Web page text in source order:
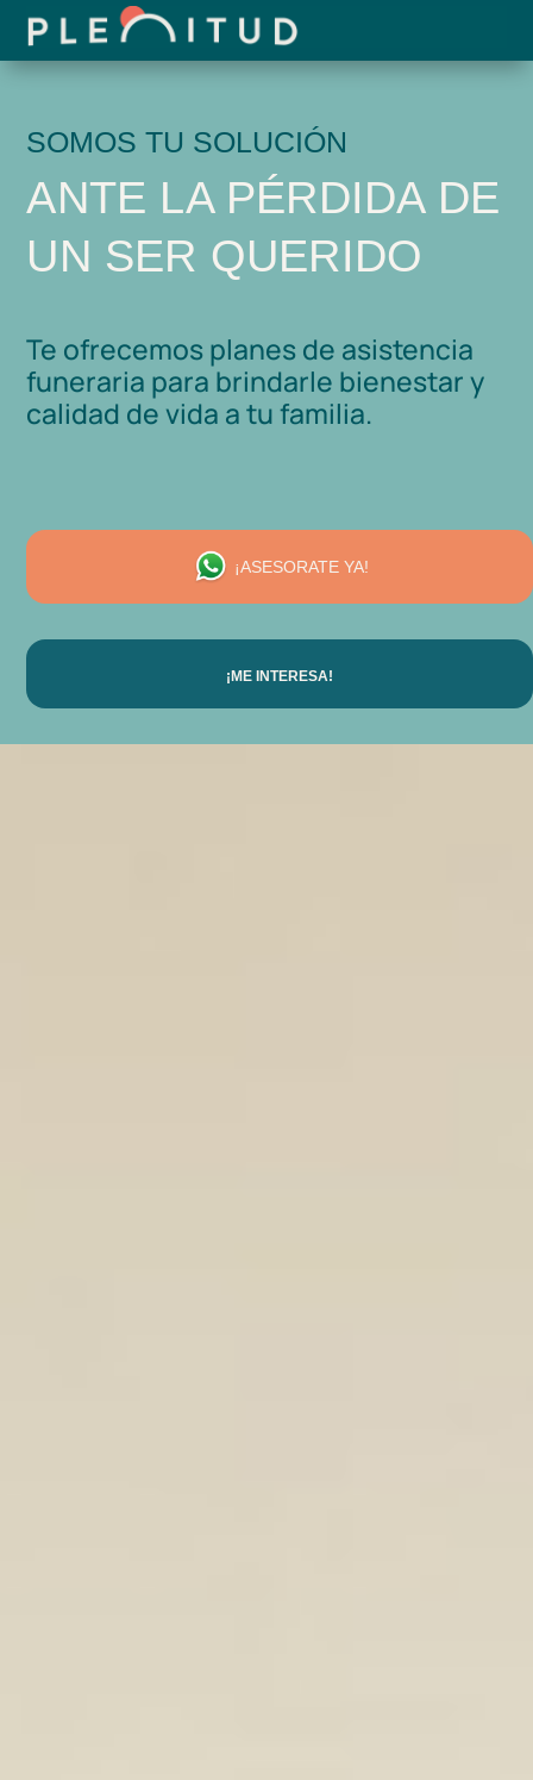
SOMOS TU SOLUCIÓN
ANTE LA PÉRDIDA DE
UN SER QUERIDO
Te ofrecemos planes de asistencia
funeraria para brindarle bienestar y
calidad de vida a tu familia.
¡ASESORATE YA!
¡ME INTERESA!